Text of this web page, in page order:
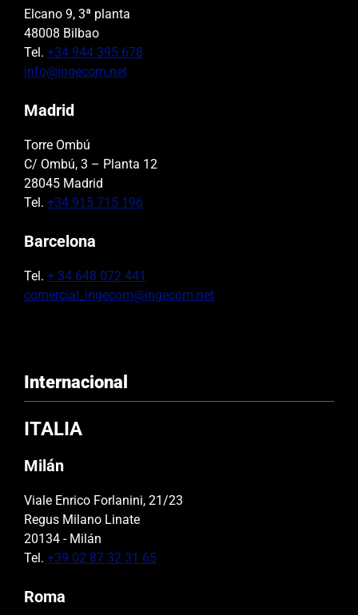
Elcano 9, 3ª planta
48008 Bilbao
Tel. +34 944 395 678
info@ingecom.net
Madrid
Torre Ombú
C/ Ombú, 3 – Planta 12
28045 Madrid
Tel. +34 915 715 196
Barcelona
Tel. + 34 648 072 441
comercial_ingecom@ingecom.net
Internacional
ITALIA
Milán
Viale Enrico Forlanini, 21/23
Regus Milano Linate
20134 - Milán
Tel. +39 02 87 32 31 65
Roma